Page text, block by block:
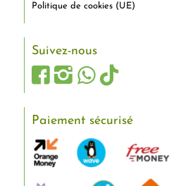
Politique de cookies (UE)
Suivez-nous
Paiement sécurisé